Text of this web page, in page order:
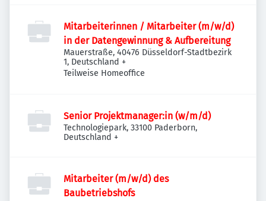
Mitarbeiterinnen / Mitarbeiter (m/w/d)
in der Datengewinnung & Aufbereitung
Mauerstraße, 40476 Düsseldorf-Stadtbezirk
1, Deutschland +
Teilweise Homeoffice
Senior Projektmanager:in (w/m/d)
Technologiepark, 33100 Paderborn,
Deutschland +
Mitarbeiter (m/w/d) des
Baubetriebshofs